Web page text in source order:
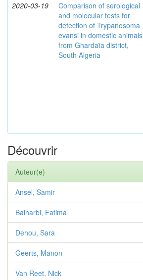
2020-03-19
Comparison of serological
and molecular tests for
detection of Trypanosoma
evansi in domestic animals
from Ghardaïa district,
South Algeria
Découvrir
Auteur(e)
Ansel, Samir
Balharbi, Fatima
Dehou, Sara
Geerts, Manon
Van Reet, Nick